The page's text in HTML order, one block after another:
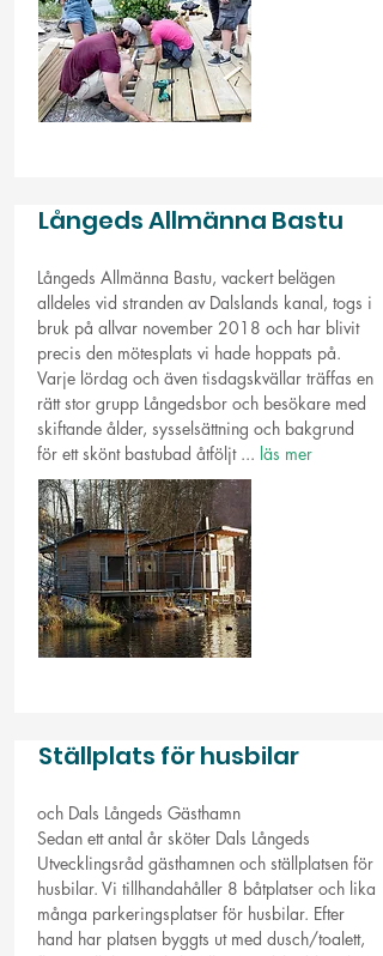
Långeds Allmänna Bastu
Långeds Allmänna Bastu, vackert belägen
alldeles vid stranden av Dalslands kanal, togs i
bruk på allvar november 2018 och har blivit
precis den mötesplats vi hade hoppats på.
Varje lördag och även tisdagskvällar träffas en
rätt stor grupp Långedsbor och besökare med
skiftande ålder, sysselsättning och bakgrund
för ett skönt bastubad åtföljt ... läs mer
Ställplats för husbilar
och Dals Långeds Gästhamn
Sedan ett antal år sköter Dals Långeds
Utvecklingsråd gästhamnen och ställplatsen för
husbilar. Vi tillhandahåller 8 båtplatser och lika
många parkeringsplatser för husbilar. Efter
hand har platsen byggts ut med dusch/toalett,